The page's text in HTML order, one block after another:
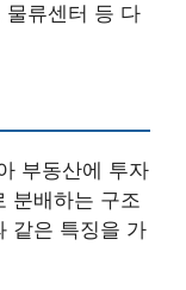
물류센터 등 다
부동산에 투자
분배하는 구조
같은 특징을 가